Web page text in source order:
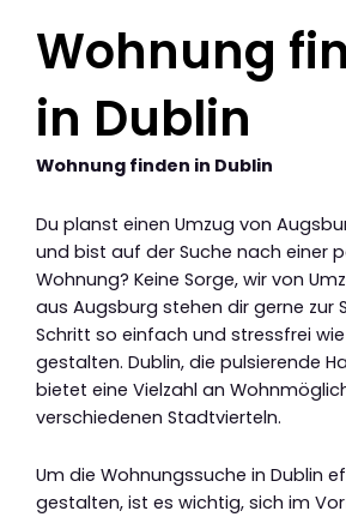
Wohnung
in Dublin
Wohnung finden in Dublin
Du planst einen Umzug von
und bist auf der Suche nach einer
Wohnung? Keine Sorge, wir von
aus Augsburg stehen dir gerne zur
Schritt so einfach und stressfrei
gestalten. Dublin, die pulsierende
bietet eine Vielzahl an
verschiedenen Stadtvierteln.
Um die Wohnungssuche in Dublin
gestalten, ist es wichtig, sich im